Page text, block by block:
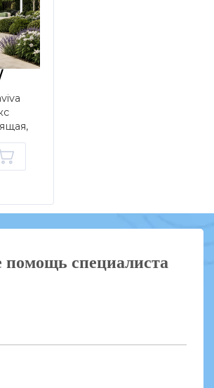
помощь специалиста